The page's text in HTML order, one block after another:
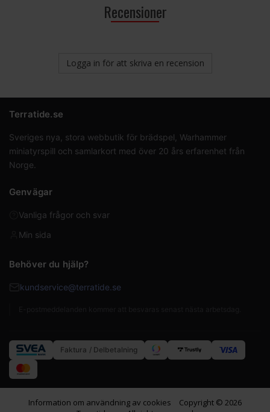
Recensioner
Logga in för att skriva en recension
Terratide.se
Sveriges nya, stora webbutik för brädspel, Warhammer
miniatyrspill och samlarkort med över 20 års erfarenhet från
Norge.
Genvägar
Vanliga frågor och svar
Min sida
Behöver du hjälp?
kundservice@terratide.se
Faktura / Delbetalning
Information om användning av cookies
Copyright © 2026